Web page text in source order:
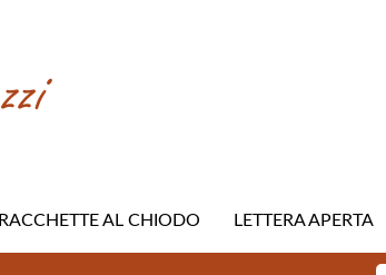
RACCHETTE AL CHIODO LETTERA APERTA